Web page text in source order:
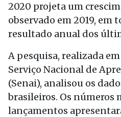
2020 projeta um
observado em 2019, em
resultado anual dos
A pesquisa, realizada
Serviço Nacional de
(Senai), analisou os
brasileiros. Os números
lançamentos